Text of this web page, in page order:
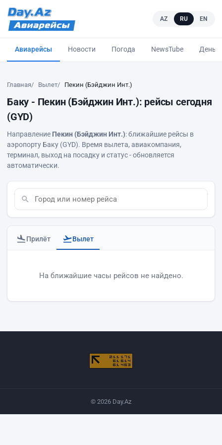
AZ RU EN
Авиарейсы Новости Погода NewsTube
Главная Вылет Пекин (Бэйджин Инт.)
Баку - Пекин (Бэйджин Инт.): рейсы сегодня
(GYD)
Направление Пекин (Бэйджин Инт.): ближайшие рейсы в
аэропорту Баку (GYD). Время вылета, авиакомпания,
терминал, выход на посадку и статус - обновляется
автоматически.
Прилёт Вылет
На ближайшие часы рейсов не найдено.
© 2026 Day.Az